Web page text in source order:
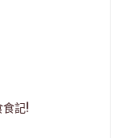
食記!